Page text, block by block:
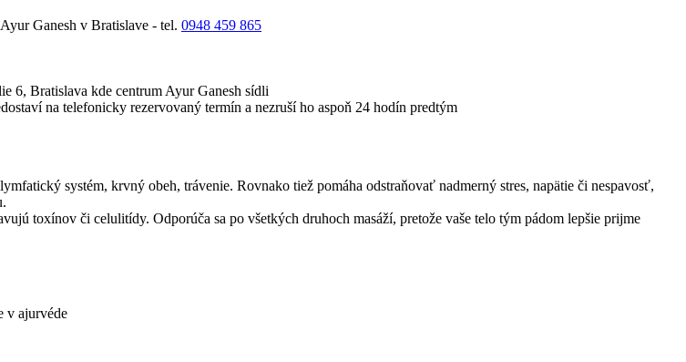
Ganesh v Bratislave - tel. 0948 459 865
6, Bratislava kde centrum Ayur Ganesh sídli
na telefonicky rezervovaný termín a nezruší ho aspoň 24 hodín predtým
systém, krvný obeh, trávenie. Rovnako tiež pomáha odstraňovať nadmerný stres, napätie či nespavosť,
toxínov či celulitídy. Odporúča sa po všetkých druhoch masáží, pretože vaše telo tým pádom lepšie prijme
v ajurvéde